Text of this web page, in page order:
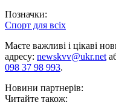
Позначки:
Спорт для всіх
Маєте важливі і цікаві
адресу: newskvv@ukr.net
098 37 98 993.
Новини партнерів:
Читайте також: